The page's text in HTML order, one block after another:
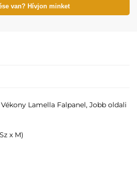
van? Hívjon minket
Vékony Lamella Falpanel, Jobb oldali
x M)